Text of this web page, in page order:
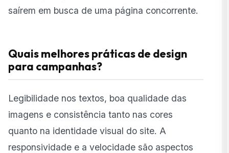
saírem em busca de uma página concorrente.
Quais melhores práticas de design
para campanhas?
Legibilidade nos textos, boa qualidade das
imagens e consistência tanto nas cores
quanto na identidade visual do site. A
responsividade e a velocidade são aspectos